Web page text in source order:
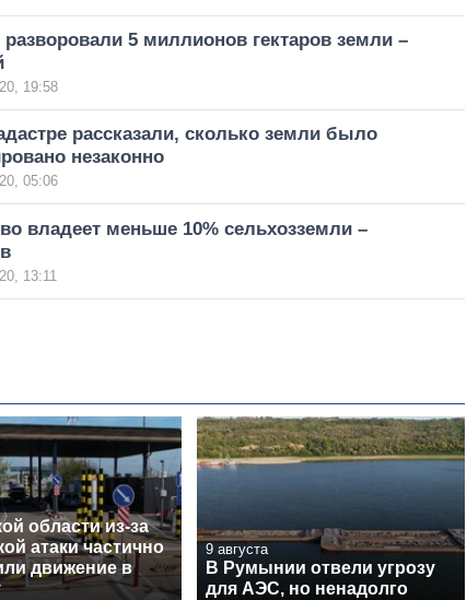
разворовали 5 миллионов гектаров земли –
19:58
рассказали, сколько земли было
незаконно
05:06
владеет меньше 10% сельхозземли –
13:11
области из-за
атаки частично
движение в
9 августа
В Румынии отвели угрозу
для АЭС, но ненадолго